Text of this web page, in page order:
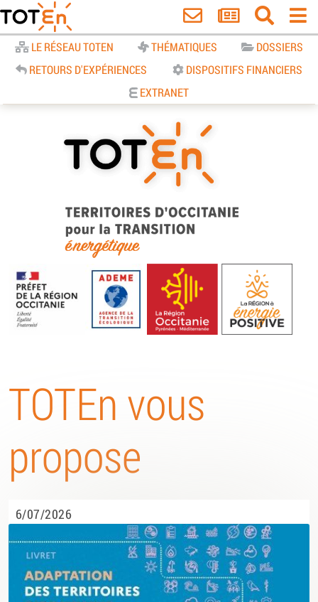
LE RÉSEAU TOTEN THÉMATIQUES
DOSSIERS
RETOURS D'EXPÉRIENCES
DISPOSITIFS FINANCIERS
EXTRANET
TOTEn Occitanie | Territoires
d’Occitanie pour la Transition
Energétique
TOTEn vous
propose
6/07/2026